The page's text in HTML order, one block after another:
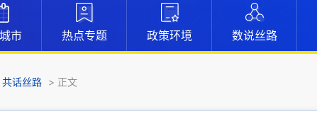
市 热点专题 政策环境 数说丝路
共话丝路 > 正文